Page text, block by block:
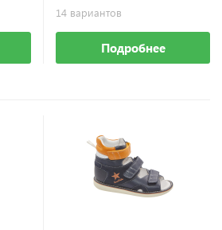
14 вариантов
Подробнее